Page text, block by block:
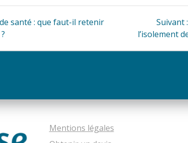
santé : que faut-il retenir
Suivant :
l’isolement
Mentions légales